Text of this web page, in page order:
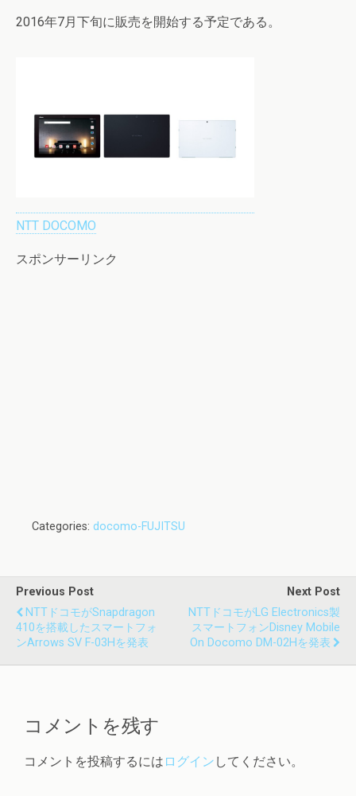
2016年7月下旬に販売を開始する予定である。
NTT DOCOMO
スポンサーリンク
Categories: docomo-FUJITSU
Previous Post
NTTドコモがSnapdragon
410を搭載したスマートフォ
ンarrows SV F-03Hを発表
Next Post
NTTドコモがLG Electronics製
スマートフォンDisney Mobile
On Docomo DM-02Hを発表
コメントを残す
コメントを投稿するには ログイン してください。